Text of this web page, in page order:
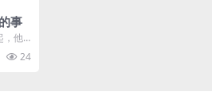
事
他
只是
24